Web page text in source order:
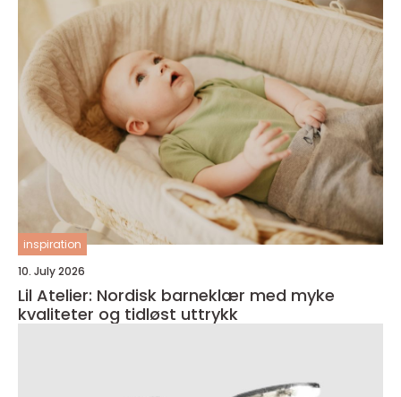
inspiration
10. July 2026
Lil Atelier: Nordisk barneklær med myke
kvaliteter og tidløst uttrykk